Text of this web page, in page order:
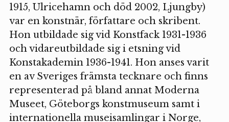
1915, Ulricehamn och död 2002, Ljungby)
var en konstnär, författare och skribent.
Hon utbildade sig vid Konstfack 1931-1936
och vidareutbildade sig i etsning vid
Konstakademin 1936-1941. Hon anses varit
en av Sveriges främsta tecknare och finns
representerad på bland annat Moderna
Museet, Göteborgs konstmuseum samt i
internationella museisamlingar i Norge,